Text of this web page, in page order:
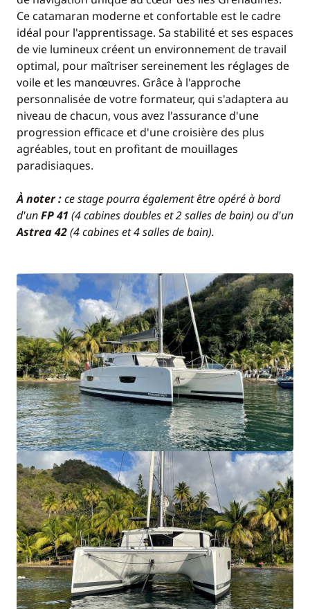
Ce catamaran moderne et confortable est le cadre
idéal pour l'apprentissage. Sa stabilité et ses espaces
de vie lumineux créent un environnement de travail
optimal, pour maîtriser sereinement les réglages de
voile et les manœuvres. Grâce à l'approche
personnalisée de votre formateur, qui s'adaptera au
niveau de chacun, vous avez l'assurance d'une
progression efficace et d'une croisière des plus
agréables, tout en profitant de mouillages
paradisiaques.
À noter :ce stage pourra également être opéré à bord
d'unFP 41 (4 cabines doubles et 2 salles de bain) ou d'un
Astrea 42(4 cabines et 4 salles de bain).